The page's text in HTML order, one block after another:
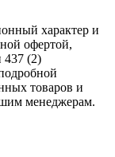
характер и
офертой,
437 (2)
товаров и
менеджерам.